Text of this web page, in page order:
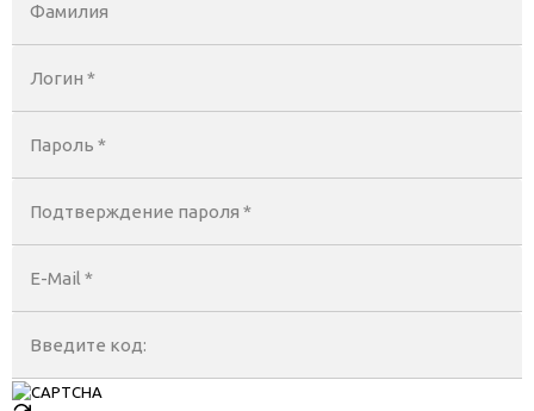
Фамилия
Логин *
Пароль *
Подтверждение пароля *
E-Mail*
Введите код: